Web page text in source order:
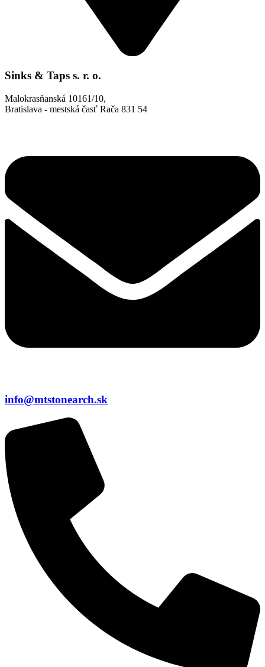
Sinks & Taps s. r. o.
Malokrasňanská 10161/10,
Bratislava - mestská časť Rača 831 54
info@mtstonearch.sk